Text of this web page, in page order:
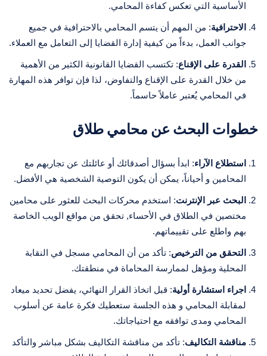
الأساسية التي تعكس كفاءة المحامي.
الاحترافية: من المهم أن يتسم المحامي بالاحترافية في جميع
جوانب العمل، بدءاً من كيفية إدارة القضايا إلى التعامل مع العملاء.
القدرة على الإقناع: تكتسب القضايا القانونية الكثير من الأهمية
من خلال القدرة على الإقناع والتفاوض، لذا فإن توافر هذه المهارة
في المحامي يُعتبر عاملاً حاسماً.
خطوات البحث عن محامي طلاق
استطلاع الآراء: ابدأ بسؤال أصدقائك أو عائلتك عن تجاربهم مع
المحامين و أحياناً، يمكن أن يكون التوصية الشخصية هي الأفضل.
البحث عبر الإنترنت: استخدم محركات البحث للعثور على محامين
مختصين في الطلاق في الأحساء, تحقق من مواقع الويب الخاصة
بهم واطلع على تقييماتهم.
التحقق من الترخيص: تأكد من أن المحامي مسجل في النقابة
المحلية ومؤهل لممارسة المحاماة في منطقتك.
اجراء استشارة أولية: قبل اتخاذ القرار النهائي، يفضل تحديد ميعاد
لمقابلة المحامي و هذه الجلسة ستعطيك فكرة عامة عن أسلوب
المحامي ومدى توافقه مع احتياجاتك.
مناقشة التكاليف: تأكد من مناقشة التكاليف بشكل مباشر والتأكد